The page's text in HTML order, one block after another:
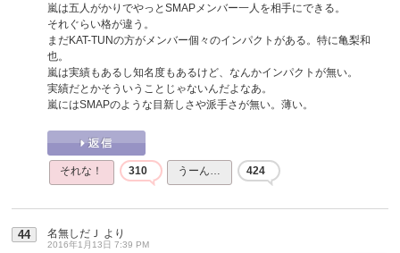
嵐は五人がかりでやっとSMAPメンバー一人を相手にできる。
それぐらい格が違う。
まだKAT-TUNの方がメンバー個々のインパクトがある。特に亀梨和
也。
嵐は実績もあるし知名度もあるけど、なんかインパクトが無い。
実績だとかそういうことじゃないんだよなあ。
嵐にはSMAPのような目新しさや派手さが無い。薄い。
それな！ 310 うーん… 424
44 名無しだＪ より
2016年1月13日 7:39 PM